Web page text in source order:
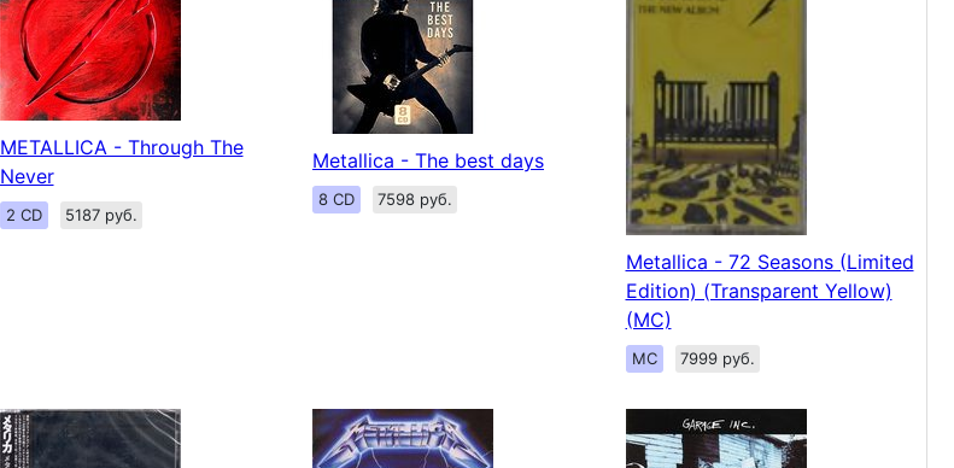
METALLICA - Through The
Never
2 CD 5187 руб.
Metallica - The best days
8 CD 7598 руб.
Metallica - 72 Seasons (Limited
Edition) (Transparent Yellow)
(MC)
MC 7999 руб.